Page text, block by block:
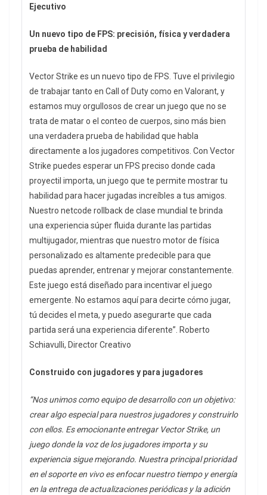
Ejecutivo
Un nuevo tipo de FPS: precisión, física y verdadera
prueba de habilidad
Vector Strike es un nuevo tipo de FPS. Tuve el privilegio
de trabajar tanto en Call of Duty como en Valorant, y
estamos muy orgullosos de crear un juego que no se
trata de matar o el conteo de cuerpos, sino más bien
una verdadera prueba de habilidad que habla
directamente a los jugadores competitivos. Con Vector
Strike puedes esperar un FPS preciso donde cada
proyectil importa, un juego que te permite mostrar tu
habilidad para hacer jugadas increíbles a tus amigos.
Nuestro netcode rollback de clase mundial te brinda
una experiencia súper fluida durante las partidas
multijugador, mientras que nuestro motor de física
personalizado es altamente predecible para que
puedas aprender, entrenar y mejorar constantemente.
Este juego está diseñado para incentivar el juego
emergente. No estamos aquí para decirte cómo jugar,
tú decides el meta, y puedo asegurarte que cada
partida será una experiencia diferente”. Roberto
Schiavulli, Director Creativo
Construido con jugadores y para jugadores
“Nos unimos como equipo de desarrollo con un objetivo:
crear algo especial para nuestros jugadores y construirlo
con ellos. Es emocionante entregar Vector Strike, un
juego donde la voz de los jugadores importa y su
experiencia sigue mejorando. Nuestra principal prioridad
en el soporte en vivo es enfocar nuestro tiempo y energía
en la entrega de actualizaciones periódicas y la adición